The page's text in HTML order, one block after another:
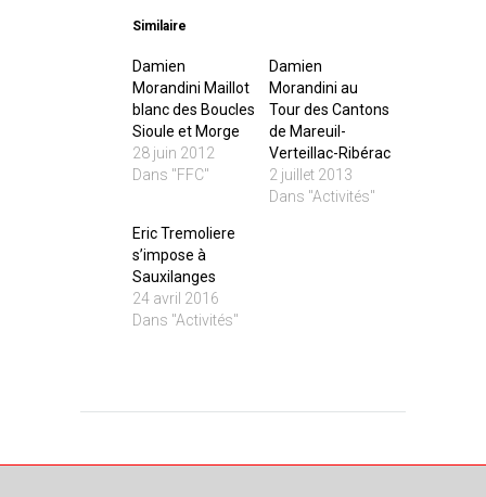
Similaire
Damien
Morandini Maillot
blanc des Boucles
Sioule et Morge
28 juin 2012
Dans "FFC"
Damien
Morandini au
Tour des Cantons
de Mareuil-
Verteillac-Ribérac
2 juillet 2013
Dans "Activités"
Eric Tremoliere
s’impose à
Sauxilanges
24 avril 2016
Dans "Activités"